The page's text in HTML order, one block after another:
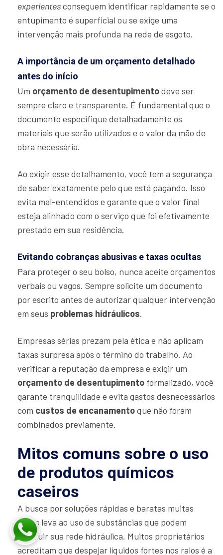
experientesconseguem identificar rapidamente se o
entupimento é superficial ou se exige uma
intervenção mais profunda na rede de esgoto.
A importância de um orçamento detalhado
antes do início
Um orçamento de desentupimentodeve ser
sempre claro e transparente. É fundamental que o
documento especifique detalhadamente os
materiais que serão utilizados e o valor da mão de
obra necessária.
Ao exigir esse detalhamento, você tem a segurança
de saber exatamente pelo que está pagando. Isso
evita mal-entendidos e garante que o valor final
esteja alinhado com o serviço que foi efetivamente
prestado em sua residência.
Evitando cobranças abusivas e taxas ocultas
Para proteger o seu bolso, nunca aceite orçamentos
verbais ou vagos. Sempre solicite um documento
por escrito antes de autorizar qualquer intervenção
em seus problemas hidráulicos.
Empresas sérias prezam pela ética e não aplicam
taxas surpresa após o término do trabalho. Ao
verificar a reputação da empresa e exigir um
orçamento de desentupimento formalizado, você
garante tranquilidade e evita gastos desnecessários
com custos de encanamentoque não foram
combinados previamente.
Mitos comuns sobre o uso
de produtos químicos
caseiros
A busca por soluções rápidas e baratas muitas
vezes leva ao uso de substâncias que podem
destruir sua rede hidráulica. Muitos proprietários
acreditam que despejar líquidos fortes nos ralos é a